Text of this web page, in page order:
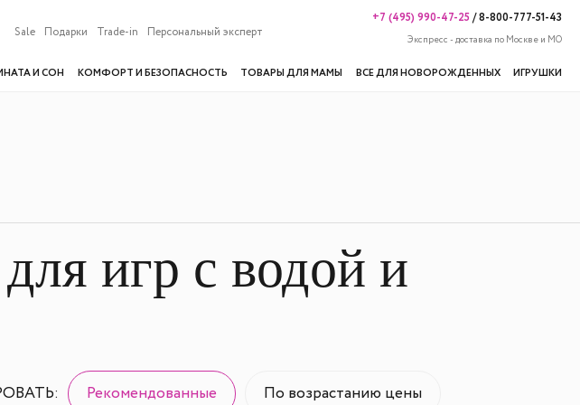
Sale Подарки Trade-in Персональный эксперт
+7 (495) 990-47-25/8-800-777-51-43
Экспресс - доставка по Москве и МО
И СОН КОМФОРТ И БЕЗОПАСНОСТЬ ТОВАРЫ ДЛЯ МАМЫ ВСЕ ДЛЯ НОВОРОЖДЕННЫХ ИГРУШКИ
игр с водой и
Рекомендованные По возрастанию цены